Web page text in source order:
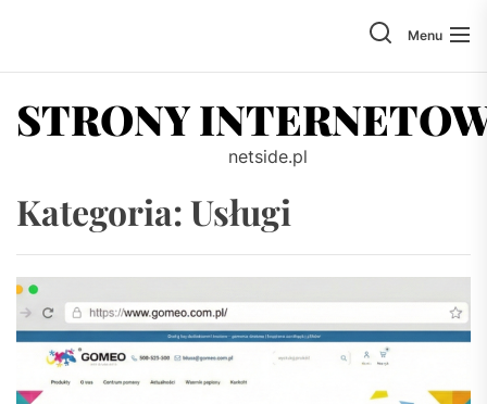
Menu
STRONY
netside.pl
Kategoria:Usługi